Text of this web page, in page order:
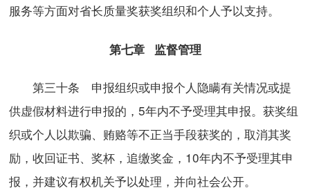
服务等方面对省长质量奖获奖组织和个人予以支持。
第七章 监督管理
第三十条 申报组织或申报个人隐瞒有关情况或提
供虚假材料进行申报的，5年内不予受理其申报。获奖组
织或个人以欺骗、贿赂等不正当手段获奖的，取消其奖
励，收回证书、奖杯，追缴奖金，10年内不予受理其申
报，并建议有权机关予以处理，并向社会公开。